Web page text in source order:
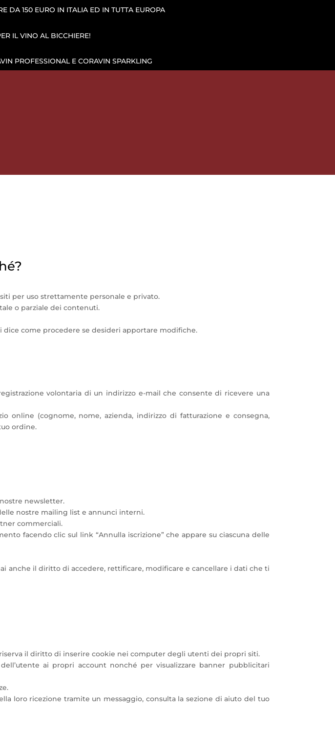
DA 150 EURO IN ITALIA ED IN TUTTA EUROPA
IL VINO AL BICCHIERE!
PROFESSIONAL E CORAVIN SPARKLING
per uso strettamente personale e privato.
o parziale dei contenuti.
come procedere se desideri apportare modifiche.
volontaria di un indirizzo e-mail che consente di ricevere una
(cognome, nome, azienda, indirizzo di fatturazione e consegna,
ordine.
newsletter.
nostre mailing list e annunci interni.
commerciali.
facendo clic sul link “Annulla iscrizione” che appare su ciascuna delle
anche il diritto di accedere, rettificare, modificare e cancellare i dati che ti
il diritto di inserire cookie nei computer degli utenti dei propri siti.
ai propri account nonché per visualizzare banner pubblicitari
loro ricezione tramite un messaggio, consulta la sezione di aiuto del tuo